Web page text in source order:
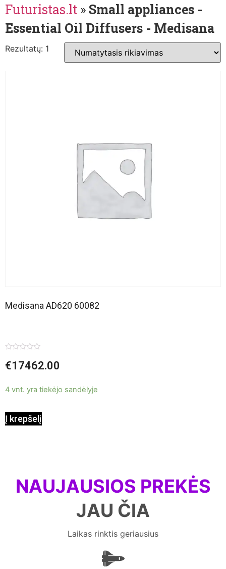
Futuristas.lt » Small appliances -
Essential Oil Diffusers - Medisana
Rezultatų: 1
Medisana AD620 60082
0
iš
€17462.00
4 vnt. yra tiekėjo sandėlyje
Į krepšelį
NAUJAUSIOS PREKĖS
JAU ČIA
Laikas rinktis geriausius